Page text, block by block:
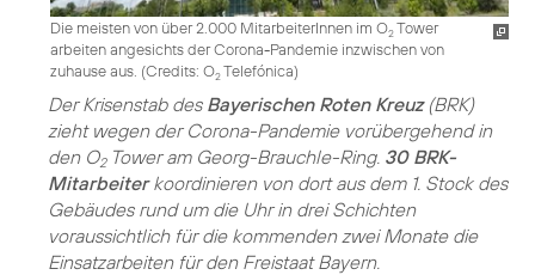
Die meisten von über 2.000 MitarbeiterInnen im O2Tower
arbeiten angesichts der Corona-Pandemie inzwischen von
zuhause aus. (Credits: O2Telefónica)
Der Krisenstab des Bayerischen Roten Kreuz(BRK)
zieht wegen der Corona-Pandemie vorübergehend in
den O2Tower am Georg-Brauchle-Ring. 30 BRK-
Mitarbeiterkoordinieren von dort aus dem 1. Stock des
Gebäudes rund um die Uhr in drei Schichten
voraussichtlich für die kommenden zwei Monate die
Einsatzarbeiten für den Freistaat Bayern.